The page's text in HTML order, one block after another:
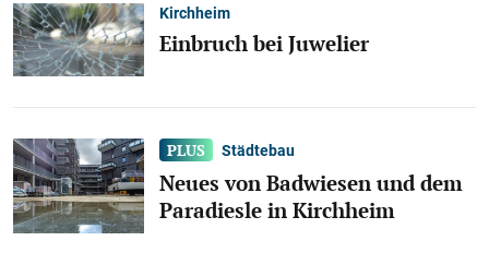
Kirchheim
Einbruch bei Juwelier
Städtebau
Neues von Badwiesen und dem
Paradiesle in Kirchheim